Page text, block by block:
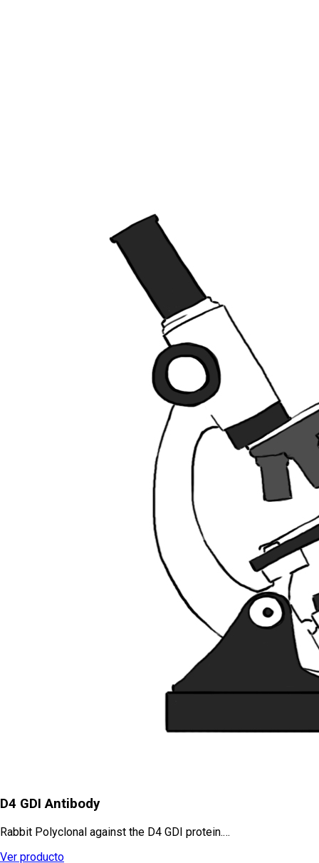
D4 GDI Antibody
Rabbit Polyclonal against the D4 GDI protein.…
Ver producto